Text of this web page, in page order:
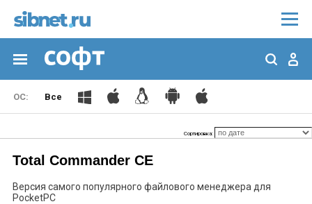
Все
Сортировка:
Total Commander CE
Версия самого популярного файлового менеджера для
PocketPC